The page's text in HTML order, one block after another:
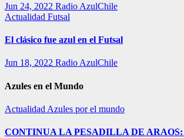
Jun 24, 2022 Radio AzulChile
Actualidad Futsal
El clásico fue azul en el Futsal
Jun 18, 2022 Radio AzulChile
Azules en el Mundo
Actualidad Azules por el mundo
CONTINUA LA PESADILLA DE